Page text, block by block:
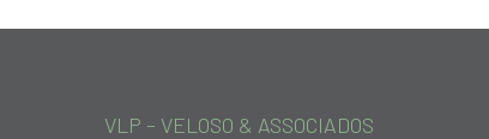
VLP – VELOSO & ASSOCIADOS